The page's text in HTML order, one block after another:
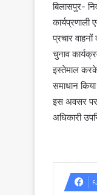
बिलासपुर-
प्रचार
चुनाव
इस्तेमाल करके
समाधान
इस अवसर पर
अधिकारी